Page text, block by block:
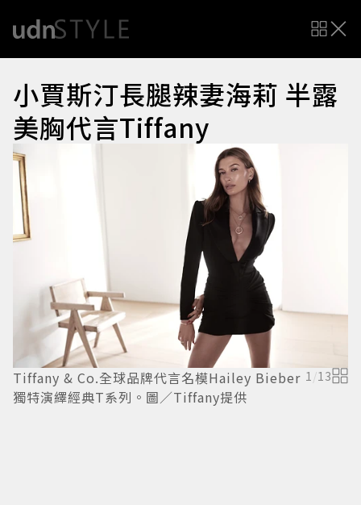
小賈斯汀長腿辣妻海莉 半露
美胸代言Tiffany
Tiffany & Co.全球品牌代言名模Hailey Bieber
獨特演繹經典T系列。圖／Tiffany提供
1 /13